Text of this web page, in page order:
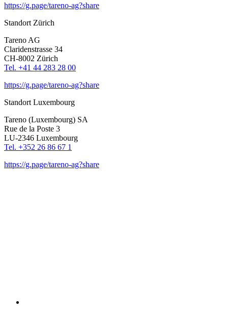
https://g.page/tareno-ag?share
Standort Zürich
Tareno AG
Clari­den­strasse 34
CH-8002 Zürich
Tel. +41 44 283 28 00
https://g.page/tareno-ag?share
Standort Luxem­bourg
Tareno (Luxem­bourg) SA
Rue de la Poste 3
LU-2346 Luxem­bourg
Tel. +352 26 86 67 1
https://g.page/tareno-ag?share